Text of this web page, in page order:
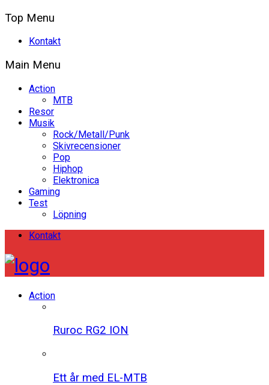
Top Menu
Kontakt
Main Menu
Action
MTB
Resor
Musik
Rock/Metall/Punk
Skivrecensioner
Pop
Hiphop
Elektronica
Gaming
Test
Löpning
Kontakt
Action
Ruroc RG2 ION
Ett år med EL-MTB